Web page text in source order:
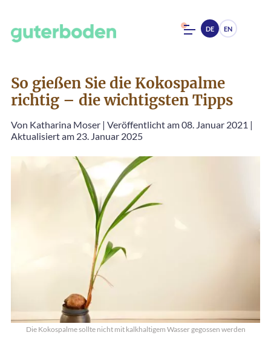
DE EN
So gießen Sie die Kokospalme
richtig – die wichtigsten Tipps
Von Katharina Moser | Veröffentlicht am 08. Januar 2021 |
Aktualisiert am 23. Januar 2025
Die Kokospalme sollte nicht mit kalkhaltigem Wasser gegossen werden